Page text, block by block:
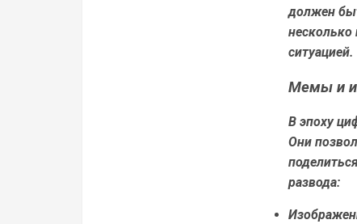
должен
ситуацией.
Мемы и
В эпоху
Они
развода: